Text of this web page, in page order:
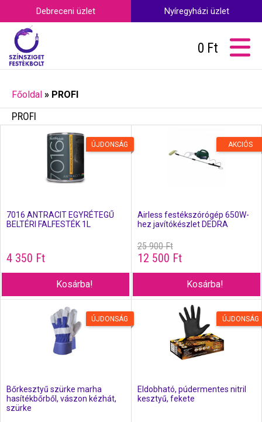
Debreceni üzlet Nyíregyházi üzlet
0 Ft
Főoldal » PROFI
PROFI
ÚJDONSÁG
7016 ANTRACIT EGYRÉTEGŰ
BELTÉRI FALFESTÉK 1L
4 350 Ft
Kosárba!
AKCIÓS
Airless festékszórógép 650W-
hez javítókészlet DEDRA
25 900Ft
12 500 Ft
Kosárba!
ÚJDONSÁG
Bőrkesztyű szürke marha
hasítékbőrből, vászon kézhát,
szürke
ÚJDONSÁG
Eldobható, púdermentes nitril
kesztyű, fekete